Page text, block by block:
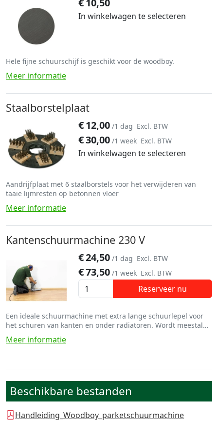
€10,50
In winkelwagen te selecteren
Hele fijne schuurschijf is geschikt voor de woodboy.
Meer informatie
Staalborstelplaat
€12,00 /1 dag Excl. BTW
€30,00 /1 week Excl. BTW
In winkelwagen te selecteren
Aandrijfplaat met 6 staalborstels voor het verwijderen van
taaie lijmresten op betonnen vloer
Meer informatie
Kantenschuurmachine 230 V
€24,50 /1 dag Excl. BTW
€73,50 /1 week Excl. BTW
Reserveer nu
Een ideale schuurmachine met extra lange schuurlepel voor
het schuren van kanten en onder radiatoren. Wordt meestal
gebruikt in combinatie met een parketschuurmachine
Meer informatie
Beschikbare bestanden
Handleiding_Woodboy_parketschuurmachine